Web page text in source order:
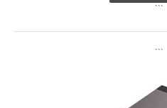
```
```